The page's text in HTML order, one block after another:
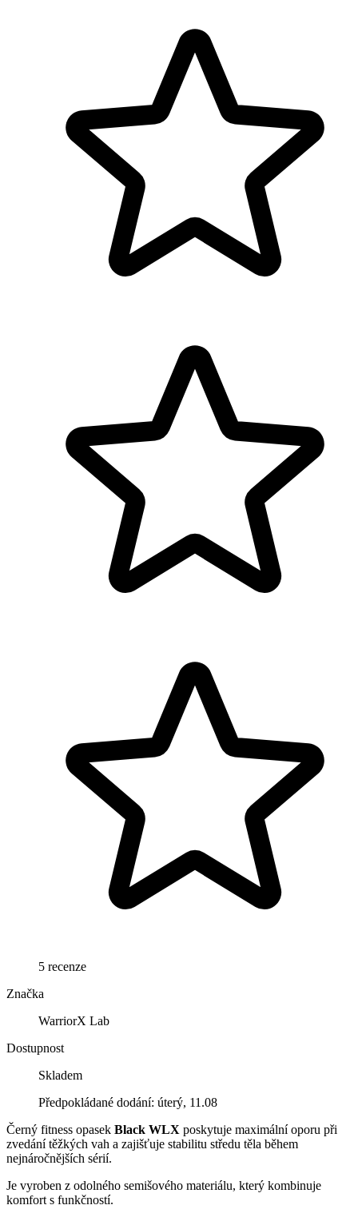
5 recenze
Značka
WarriorX Lab
Dostupnost
Skladem
Předpokládané dodání: úterý, 11.08
Černý fitness opasek Black WLX poskytuje maximální oporu při
zvedání těžkých vah a zajišťuje stabilitu středu těla během
nejnáročnějších sérií.
Je vyroben z odolného semišového materiálu, který kombinuje
komfort s funkčností.